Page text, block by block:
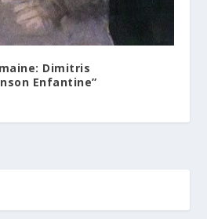
Dimitris
Enfantine”